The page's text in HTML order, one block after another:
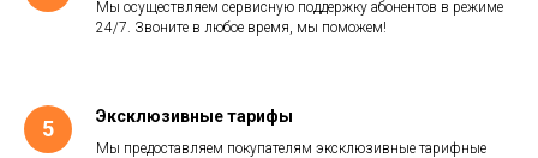
Мы осуществляем сервисную поддержку абонентов в режиме
24/7. Звоните в любое время, мы поможем!
Эксклюзивные тарифы
Мы предоставляем покупателям эксклюзивные тарифные